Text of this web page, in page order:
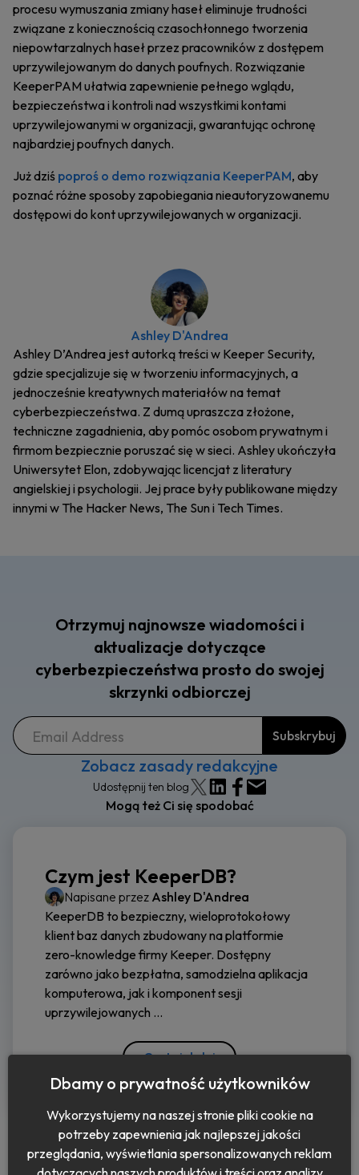
procesu wymuszania zmiany haseł eliminuje trudności
związane z koniecznością czasochłonnego tworzenia
niepowtarzalnych haseł przez pracowników z dostępem
uprzywilejowanym do danych poufnych. Rozwiązanie
KeeperPAM ułatwia zapewnienie pełnego wglądu,
bezpieczeństwa i kontroli nad wszystkimi kontami
uprzywilejowanymi w organizacji, gwarantując ochronę
najbardziej poufnych danych.
Już dziś poproś o demo rozwiązania KeeperPAM, aby
poznać różne sposoby zapobiegania nieautoryzowanemu
dostępowi do kont uprzywilejowanych w organizacji.
Ashley D'Andrea
Ashley D’Andrea jest autorką treści w Keeper Security,
gdzie specjalizuje się w tworzeniu informacyjnych, a
jednocześnie kreatywnych materiałów na temat
cyberbezpieczeństwa. Z dumą upraszcza złożone,
techniczne zagadnienia, aby pomóc osobom prywatnym i
firmom bezpiecznie poruszać się w sieci. Ashley ukończyła
Uniwersytet Elon, zdobywając licencjat z literatury
angielskiej i psychologii. Jej prace były publikowane między
innymi w The Hacker News, The Sun i Tech Times.
Otrzymuj najnowsze wiadomości i
aktualizacje dotyczące
cyberbezpieczeństwa prosto do swojej
skrzynki odbiorczej
Zobacz zasady redakcyjne
Udostępnij ten blog
Mogą też Ci się spodobać
Czym jest KeeperDB?
Napisane przez Ashley D'Andrea
KeeperDB to bezpieczny, wieloprotokołowy
klient baz danych zbudowany na platformie
zero-knowledge firmy Keeper. Dostępny
zarówno jako bezpłatna, samodzielna aplikacja
komputerowa, jak i komponent sesji
uprzywilejowanych ...
Czytaj dalej
Dbamy o prywatność użytkowników
Wykorzystujemy na naszej stronie pliki cookie na
potrzeby zapewnienia jak najlepszej jakości
przeglądania, wyświetlania spersonalizowanych reklam